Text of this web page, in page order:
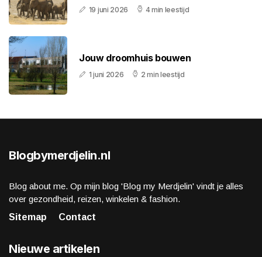
19 juni 2026 4 min leestijd
Jouw droomhuis bouwen
1 juni 2026 2 min leestijd
Blogbymerdjelin.nl
Blog about me. Op mijn blog 'Blog my Merdjelin' vindt je alles
over gezondheid, reizen, winkelen & fashion.
Sitemap
Contact
Nieuwe artikelen